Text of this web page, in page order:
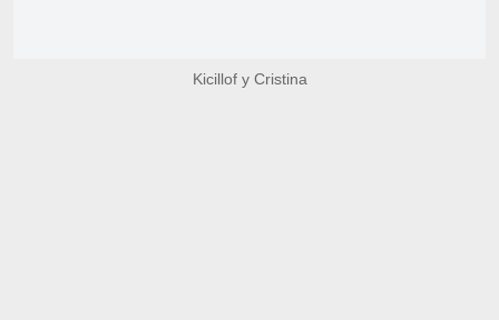
Kicillof y Cristina